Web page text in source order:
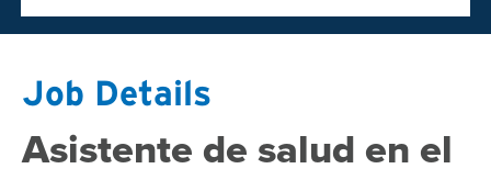
Job Details
Asistente de salud en el